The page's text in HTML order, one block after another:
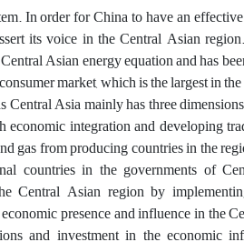
In order for China to have an
its voice in the Central Asian
Asian energy equation and has
market, which is the largest in
Central Asia mainly has three
integration and developing
gas from producing countries in the
countries in the governments of
Central Asian region by
presence and influence in the
and investment in the economic